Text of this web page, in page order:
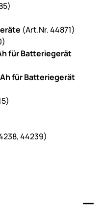
(Art.Nr. 44871)
für Batteriegerät
für Batteriegerät
44239)